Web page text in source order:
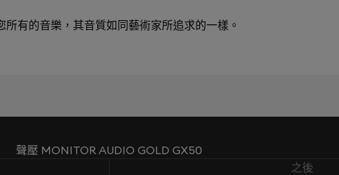
有的音樂，其音質如同藝術家所追求的一樣。
聲壓 MONITOR AUDIO GOLD GX50
之後